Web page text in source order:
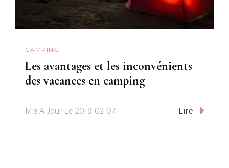
CAMPING
Les avantages et les inconvénients
des vacances en camping
Mis À Jour Le 2019-02-07 Lire